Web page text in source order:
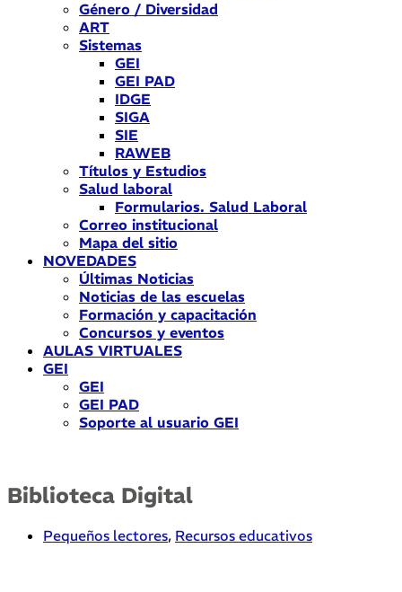
Género / Diversidad
ART
Sistemas
GEI
GEI PAD
IDGE
SIGA
SIE
RAWEB
Títulos y Estudios
Salud laboral
Formularios. Salud Laboral
Correo institucional
Mapa del sitio
NOVEDADES
Últimas Noticias
Noticias de las escuelas
Formación y capacitación
Concursos y eventos
AULAS VIRTUALES
GEI
GEI
GEI PAD
Soporte al usuario GEI
Biblioteca Digital
Pequeños lectores, Recursos educativos